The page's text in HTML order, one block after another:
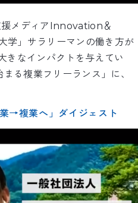
援メディアInnovation＆
」サラリーマンの働き方が
きなインパクトを与えてい
る複業フリーランス」に、
→複業へ」ダイジェスト